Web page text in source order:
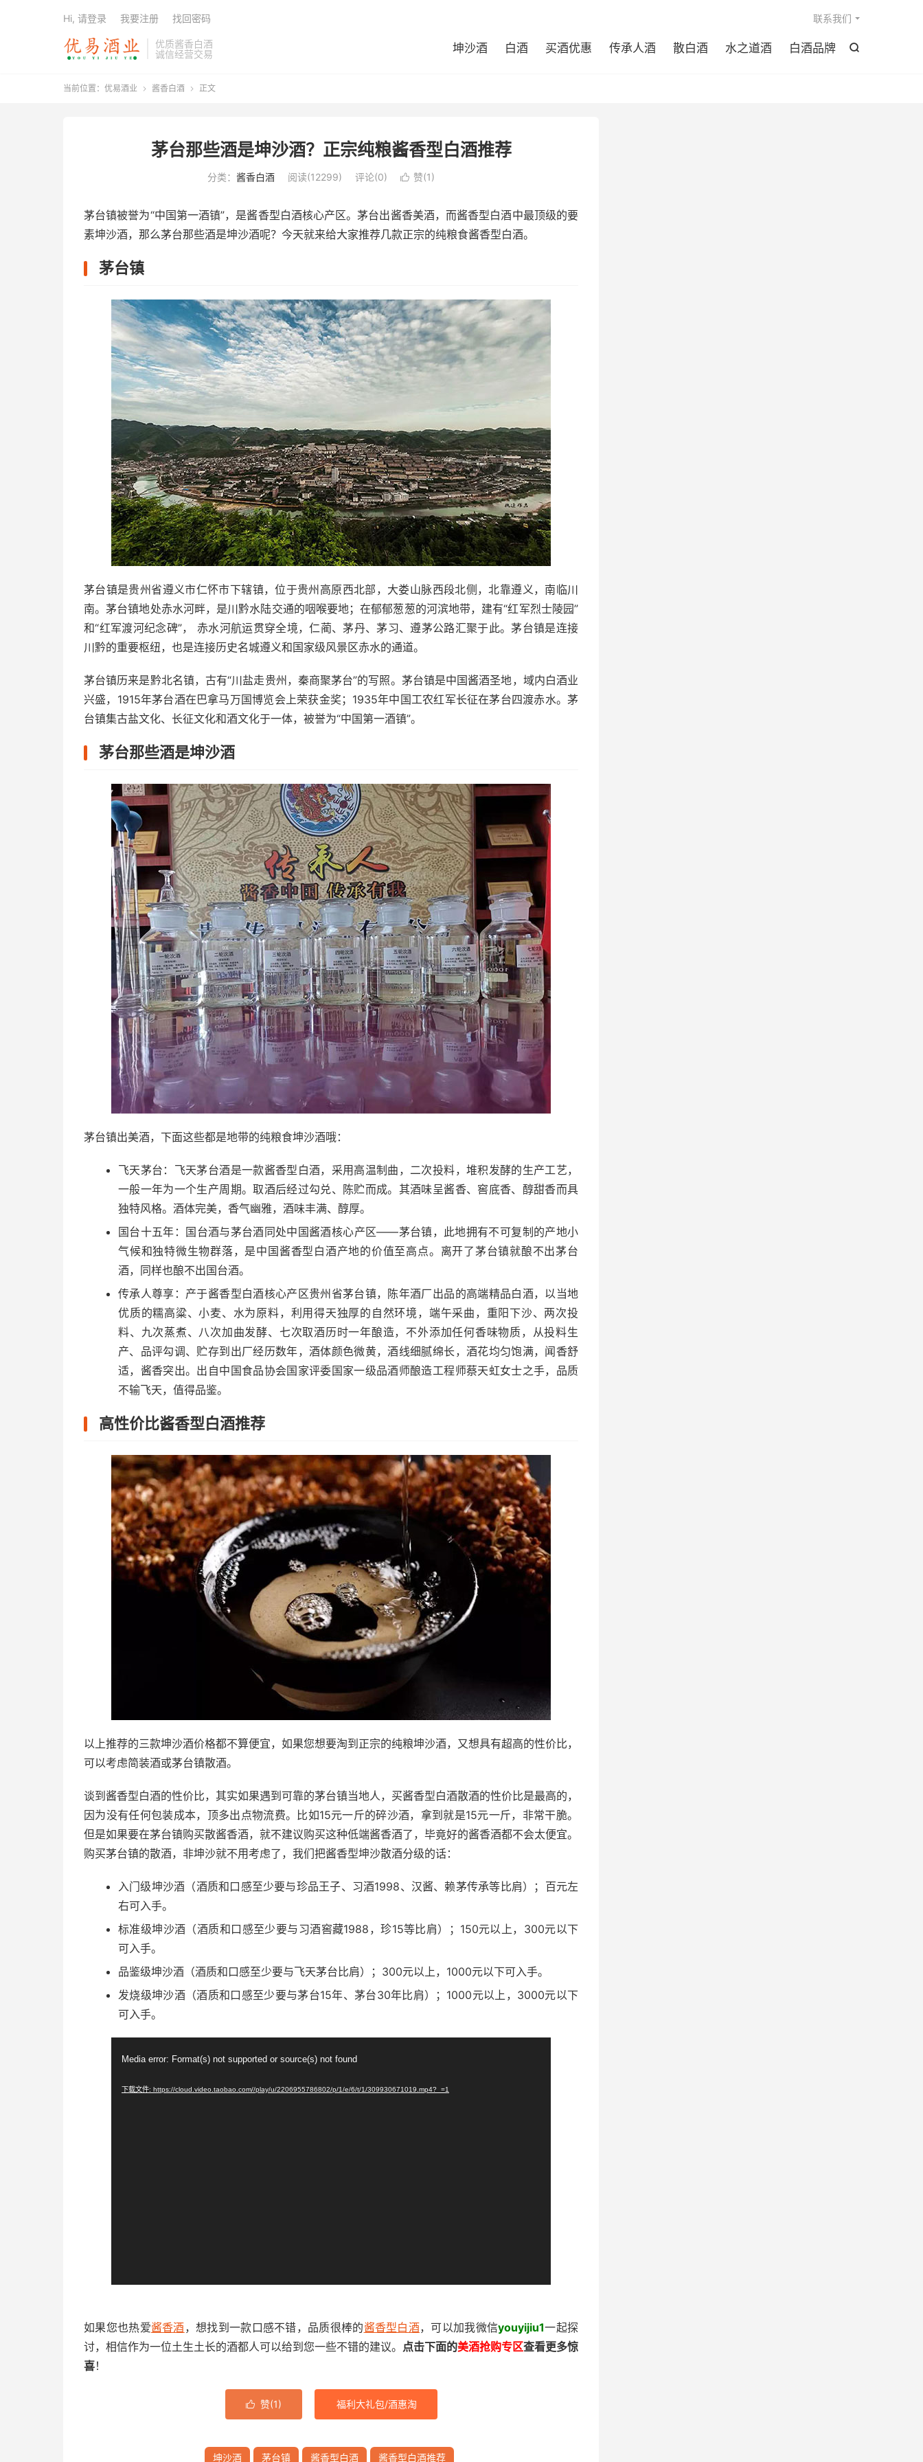
优质酱香白酒
诚信经营交易

坤沙酒 白酒 买酒优惠 传承人酒 散白酒 水之道酒 白酒品牌
联系我们
Hi, 请登录 我要注册 找回密码
当前位置： 优易酒业  酱香白酒  正文
茅台那些酒是坤沙酒？正宗纯粮酱香型白酒推荐
分类： 酱香白酒 阅读(12299) 评论(0)  赞(1)
茅台镇被誉为“中国第一酒镇”，是酱香型白酒核心产区。茅台出酱香美酒，而酱香型白酒中最顶级的要
素坤沙酒，那么茅台那些酒是坤沙酒呢？今天就来给大家推荐几款正宗的纯粮食酱香型白酒。
茅台镇
茅台镇是贵州省遵义市仁怀市下辖镇，位于贵州高原西北部，大娄山脉西段北侧，北靠遵义，南临川
南。茅台镇地处赤水河畔，是川黔水陆交通的咽喉要地；在郁郁葱葱的河滨地带，建有“红军烈士陵园”
和“红军渡河纪念碑”， 赤水河航运贯穿全境，仁蔺、茅丹、茅习、遵茅公路汇聚于此。茅台镇是连接
川黔的重要枢纽，也是连接历史名城遵义和国家级风景区赤水的通道。
茅台镇历来是黔北名镇，古有“川盐走贵州，秦商聚茅台”的写照。茅台镇是中国酱酒圣地，域内白酒业
兴盛，1915年茅台酒在巴拿马万国博览会上荣获金奖；1935年中国工农红军长征在茅台四渡赤水。茅
台镇集古盐文化、长征文化和酒文化于一体，被誉为“中国第一酒镇”。
茅台那些酒是坤沙酒
茅台镇出美酒，下面这些都是地带的纯粮食坤沙酒哦：
飞天茅台：飞天茅台酒是一款酱香型白酒，采用高温制曲，二次投料，堆积发酵的生产工艺，
一般一年为一个生产周期。取酒后经过勾兑、陈贮而成。其酒味呈酱香、窖底香、醇甜香而具
独特风格。酒体完美，香气幽雅，酒味丰满、醇厚。
国台十五年：国台酒与茅台酒同处中国酱酒核心产区——茅台镇，此地拥有不可复制的产地小
气候和独特微生物群落，是中国酱香型白酒产地的价值至高点。离开了茅台镇就酿不出茅台
酒，同样也酿不出国台酒。
传承人尊享：产于酱香型白酒核心产区贵州省茅台镇，陈年酒厂出品的高端精品白酒，以当地
优质的糯高粱、小麦、水为原料，利用得天独厚的自然环境，端午采曲，重阳下沙、两次投
料、九次蒸煮、八次加曲发酵、七次取酒历时一年酿造，不外添加任何香味物质，从投料生
产、品评勾调、贮存到出厂经历数年，酒体颜色微黄，酒线细腻绵长，酒花均匀饱满，闻香舒
适，酱香突出。出自中国食品协会国家评委国家一级品酒师酿造工程师蔡天虹女士之手，品质
不输飞天，值得品鉴。
高性价比酱香型白酒推荐
以上推荐的三款坤沙酒价格都不算便宜，如果您想要淘到正宗的纯粮坤沙酒，又想具有超高的性价比，
可以考虑简装酒或茅台镇散酒。
谈到酱香型白酒的性价比，其实如果遇到可靠的茅台镇当地人，买酱香型白酒散酒的性价比是最高的，
因为没有任何包装成本，顶多出点物流费。比如15元一斤的碎沙酒，拿到就是15元一斤，非常干脆。
但是如果要在茅台镇购买散酱香酒，就不建议购买这种低端酱香酒了，毕竟好的酱香酒都不会太便宜。
购买茅台镇的散酒，非坤沙就不用考虑了，我们把酱香型坤沙散酒分级的话：
入门级坤沙酒（酒质和口感至少要与珍品王子、习酒1998、汉酱、赖茅传承等比肩）；百元左
右可入手。
标准级坤沙酒（酒质和口感至少要与习酒窖藏1988，珍15等比肩）；150元以上，300元以下
可入手。
品鉴级坤沙酒（酒质和口感至少要与飞天茅台比肩）；300元以上，1000元以下可入手。
发烧级坤沙酒（酒质和口感至少要与茅台15年、茅台30年比肩）；1000元以上，3000元以下
可入手。
Media error: Format(s) not supported or source(s) not found
下载文件: https://cloud.video.taobao.com//play/u/2206955786802/p/1/e/6/t/1/309930671019.mp4?_=1
如果您也热爱酱香酒，想找到一款口感不错，品质很棒的酱香型白酒，可以加我微信youyijiu1一起探
讨，相信作为一位土生土长的酒都人可以给到您一些不错的建议。 点击下面的美酒抢购专区查看更多惊
喜！
 赞(1) 福利大礼包/酒惠淘
坤沙酒 茅台镇 酱香型白酒 酱香型白酒推荐